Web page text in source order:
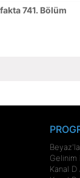
741. Bölüm
Gelinim
Kanal